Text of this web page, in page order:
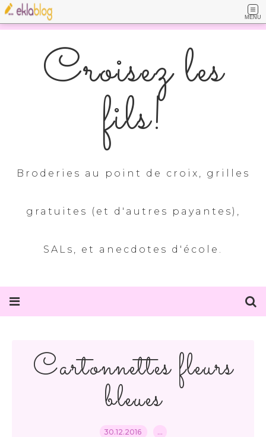
MENU
Croisez les
fils!
Broderies au point de croix, grilles
gratuites (et d'autres payantes),
SALs, et anecdotes d'école.
Cartonnettes fleurs
bleues
30.12.2016 …